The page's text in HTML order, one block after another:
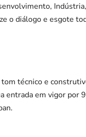
o diálogo e esgote
técnico e
entrada em vigor